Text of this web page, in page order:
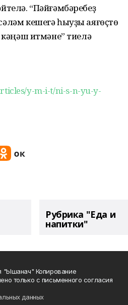
“Пәйғәмбәребеҙ
кешегә һыуҙы аяғөҫтө
итмәне” тиелә
y-m-i-t/ni-s-n-yu-y-
Рубрика "Еда и
напитки"
"Ышанач" Копирование
только с письменного согласия
данных